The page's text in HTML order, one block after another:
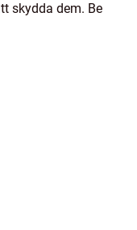
skydda dem. Be